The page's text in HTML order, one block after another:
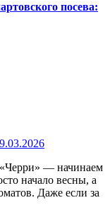
посева:
начало весны, а
Даже если за